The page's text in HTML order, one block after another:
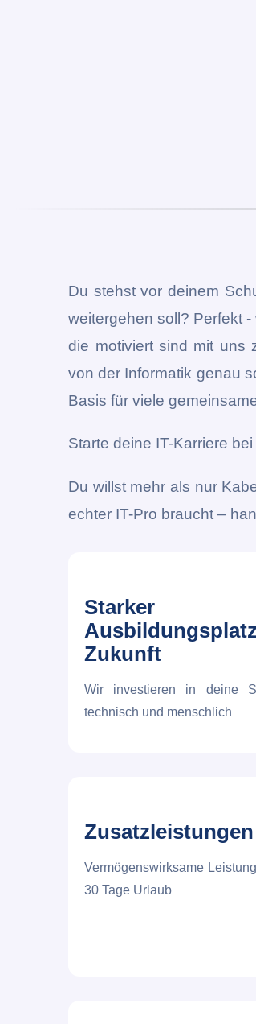
Du stehst vor deinem
weitergehen soll? Perfekt
die motiviert sind mit uns
von der Informatik genau
Basis für viele
Starte deine IT-Karriere
Du willst mehr als nur
echter IT-Pro braucht –
Starker
Zukunft
Wir investieren in deine
technisch und menschlich
Zusatzleistungen
Vermögenswirksame
30 Tage Urlaub